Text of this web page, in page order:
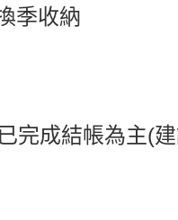
NT$599(含以上)免運費
滿NT$799(含以上)免運費
季收納
完成結帳為主(